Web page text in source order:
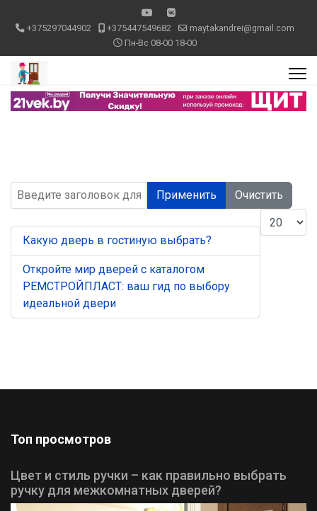
+375297044902 +375447549682
maytakandrei@gmail.com
Пн-Вс 08-00 18-00
Введите заголовок для поиска...Применить
Очистить
Кол-во
Какую дверь в гостиную выбрать?
Откройте мир дверей с каталогом
РЕМСТРОЙПЛАСТ: ваш гид по выбору
идеальной двери
Топ просмотров
Цвет и стиль ручки – как правильно выбрать
ручку для межкомнатных дверей?